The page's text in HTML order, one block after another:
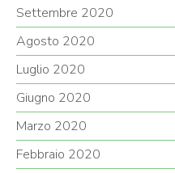
Settembre 2020
Agosto 2020
Luglio 2020
Giugno 2020
Marzo 2020
Febbraio 2020